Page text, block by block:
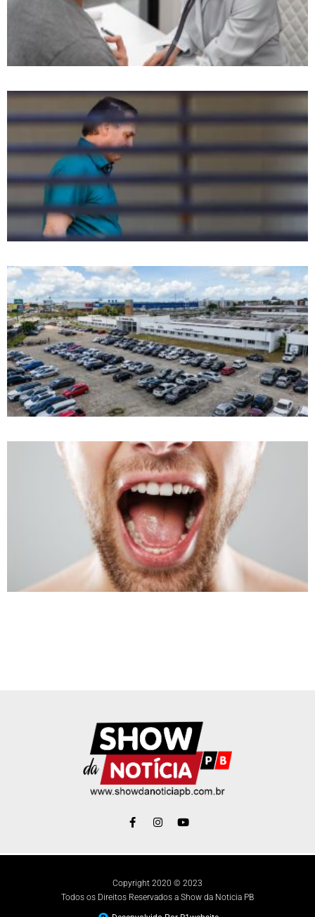
Copyright 2020 © 2023
Todos os Direitos Reservados a Show da Noticia PB